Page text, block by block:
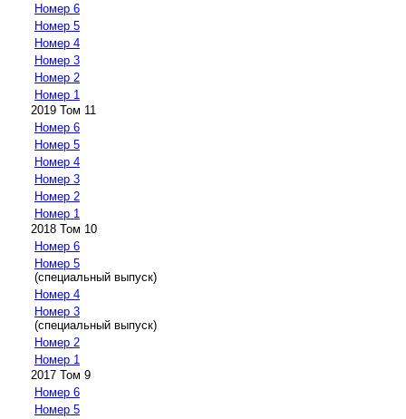
Номер 6
Номер 5
Номер 4
Номер 3
Номер 2
Номер 1
2019 Том 11
Номер 6
Номер 5
Номер 4
Номер 3
Номер 2
Номер 1
2018 Том 10
Номер 6
Номер 5
(специальный выпуск)
Номер 4
Номер 3
(специальный выпуск)
Номер 2
Номер 1
2017 Том 9
Номер 6
Номер 5